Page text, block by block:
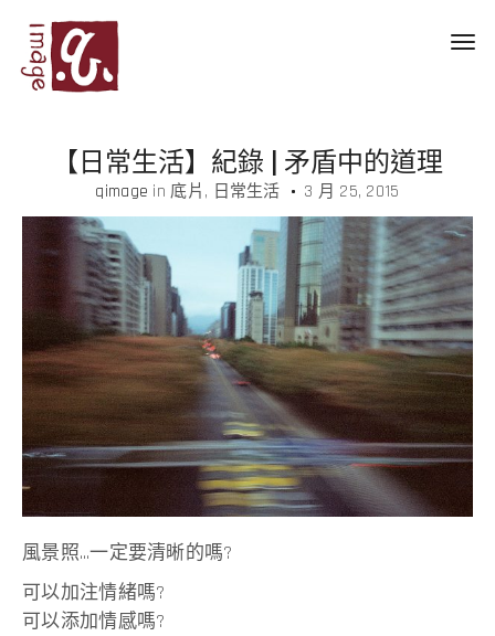
【日常生活】紀錄 | 矛盾中的道理
qimage in 底片 日常生活 3 月 25, 2015
風景照…一定要清晰的嗎?
可以加注情緒嗎?
可以添加情感嗎?